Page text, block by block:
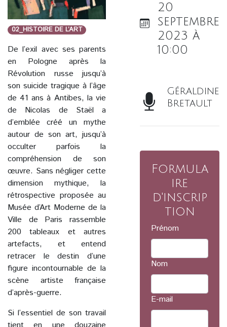
02_HISTOIRE DE L’ART
De l’exil avec ses parents
en Pologne après la
Révolution russe jusqu’à
son suicide tragique à l’âge
de 41 ans à Antibes, la vie
de Nicolas de Staël a
d’emblée créé un mythe
autour de son art, jusqu’à
occulter parfois la
compréhension de son
œuvre. Sans négliger cette
dimension mythique, la
rétrospective proposée au
Musée d’Art Moderne de la
Ville de Paris rassemble
200 tableaux et autres
artefacts, et entend
retracer le destin d’une
figure incontournable de la
scène artiste française
d’après-guerre.
Si l’essentiel de son travail
20
septembre
2023 à
10:00
Géraldine
Bretault
Formula
ire
d'inscrip
tion
Prénom
Nom
E-mail